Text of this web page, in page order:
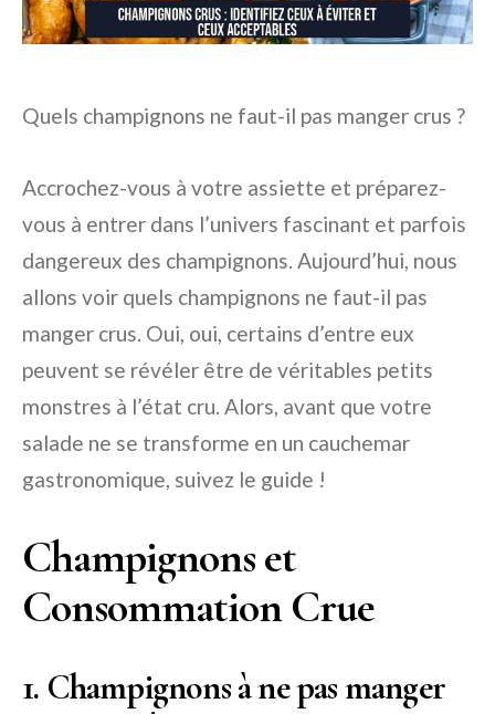
Quels champignons ne faut-il pas manger crus ?
Accrochez-vous à votre assiette et préparez-
vous à entrer dans l’univers fascinant et parfois
dangereux des champignons. Aujourd’hui, nous
allons voir quels champignons ne faut-il pas
manger crus. Oui, oui, certains d’entre eux
peuvent se révéler être de véritables petits
monstres à l’état cru. Alors, avant que votre
salade ne se transforme en un cauchemar
gastronomique, suivez le guide !
Champignons et
Consommation Crue
1. Champignons à ne pas manger